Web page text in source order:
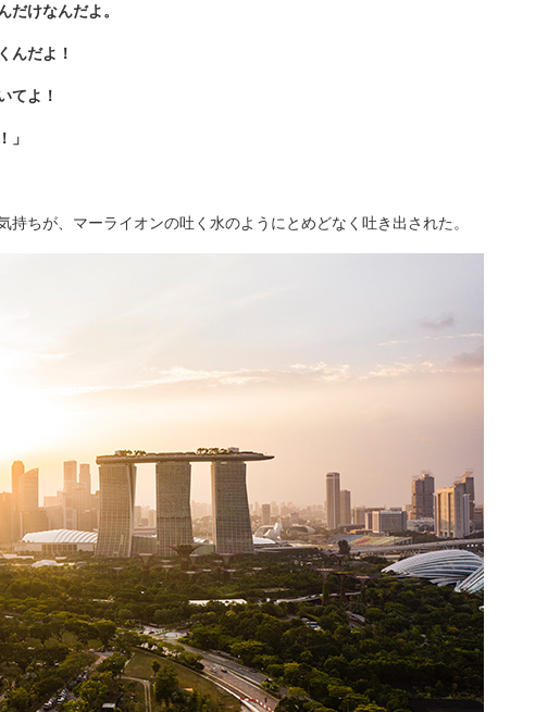
だけなんだよ。
んだよ！
てよ！
」
ちが、マーライオンの吐く水のようにとめどなく吐き出された。